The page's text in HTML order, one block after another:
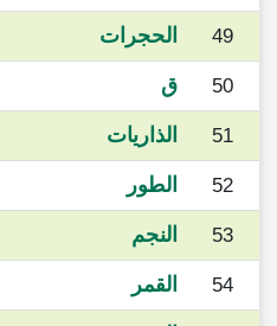
49 الحجرات
50 ق
51 الذاريات
52 الطور
53 النجم
54 القمر